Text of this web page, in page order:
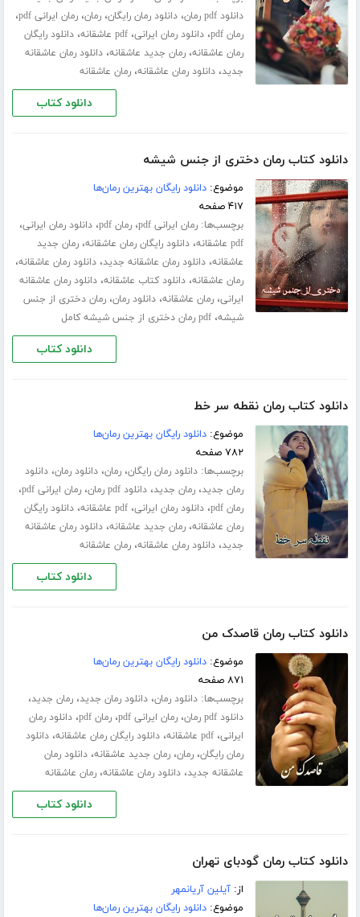
دانلود pdf رمان ،دانلود رمان رایگان،رمان،رمان ایرانی pdf ،
رمان pdf ،دانلود رمان ایرانی،pdf عاشقانه ،دانلود رایگان
رمان عاشقانه،رمان جدید عاشقانه،دانلود رمان عاشقانه
جدید،دانلود رمان عاشقانه،رمان عاشقانه
دانلود کتاب
دانلود کتاب رمان دختری از جنس شیشه
موضوع:دانلود رایگان بهترین رمان‌ها
۴۱۷ صفحه
برچسب‌ها:رمان ایرانی pdf ،رمان pdf ،دانلود رمان ایرانی،
pdf عاشقانه ،دانلود رایگان رمان عاشقانه،رمان جدید
عاشقانه،دانلود رمان عاشقانه جدید،دانلود رمان عاشقانه،
رمان عاشقانه،دانلود کتاب عاشقانه،دانلود رمان عاشقانه
ایرانی،رمان عاشقانه،دانلود رمان،رمان دختری از جنس
شیشه،pdf رمان دختری از جنس شیشه کامل
دانلود کتاب
دانلود کتاب رمان نقطه سر خط
موضوع:دانلود رایگان بهترین رمان‌ها
۷۸۲ صفحه
برچسب‌ها:دانلود رمان رایگان،رمان،دانلود رمان،دانلود
رمان جدید،رمان جدید،دانلود pdf رمان ،رمان ایرانی pdf ،
رمان pdf ،دانلود رمان ایرانی،pdf عاشقانه ،دانلود رایگان
رمان عاشقانه،رمان جدید عاشقانه،دانلود رمان عاشقانه
جدید،دانلود رمان عاشقانه،رمان عاشقانه
دانلود کتاب
دانلود کتاب رمان قاصدک من
موضوع:دانلود رایگان بهترین رمان‌ها
۸۷۱ صفحه
برچسب‌ها:دانلود رمان،دانلود رمان جدید،رمان جدید،
دانلود pdf رمان ،رمان ایرانی pdf ،رمان pdf ،دانلود رمان
ایرانی،pdf عاشقانه ،دانلود رایگان رمان عاشقانه،دانلود
رمان رایگان،رمان،رمان جدید عاشقانه،دانلود رمان
عاشقانه جدید،دانلود رمان عاشقانه،رمان عاشقانه
دانلود کتاب
دانلود کتاب رمان گودبای تهران
از:آیلین آریانمهر
موضوع:دانلود رایگان بهترین رمان‌ها